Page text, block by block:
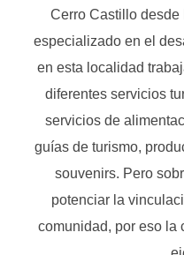
Cerro Castillo desde
especializado en el
en esta localidad
diferentes servicios
servicios de
guías de turismo,
souvenirs. Pero
potenciar la
comunidad, por eso la